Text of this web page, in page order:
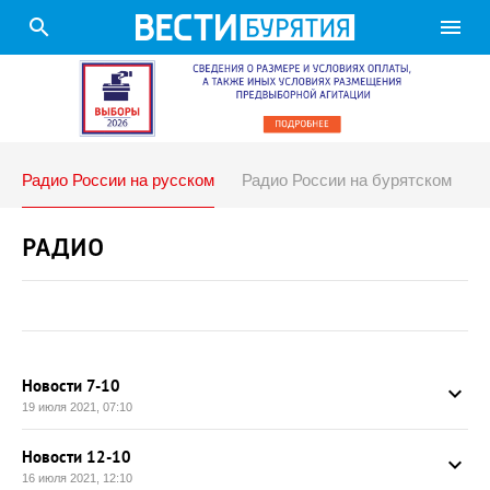
search menu
Радио России на русском Радио России на бурятском
РАДИО
Новости 7-10
19 июля 2021, 07:10 keyboard_arrow_up
Новости 12-10
16 июля 2021, 12:10 keyboard_arrow_up